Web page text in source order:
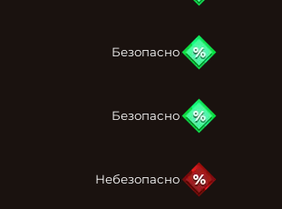
Безопасно
Безопасно
Небезопасно